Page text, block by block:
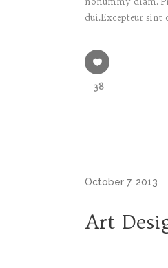
dui.Excepteur
38
October 7, 2013
Art